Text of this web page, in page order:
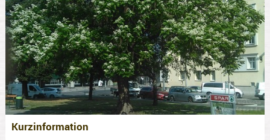
Kurzinformation